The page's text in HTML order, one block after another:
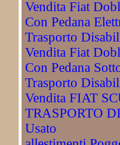
Vendita Fiat
Con Pedana
Trasporto
Vendita Fiat
Con Pedana
Trasporto
Vendita FIAT
TRASPORTO
Usato